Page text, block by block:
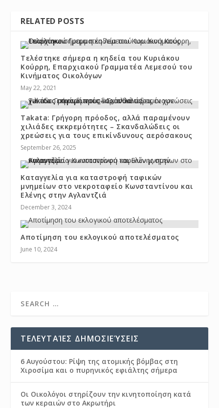
RELATED POSTS
Τελέστηκε σήμερα η κηδεία του Κυριάκου
Κούρρη, Επαρχιακού Γραμματέα Λεμεσού του
Κινήματος Οικολόγων
May 22, 2021
Takata: Γρήγορη πρόοδος, αλλά παραμένουν
χιλιάδες εκκρεμότητες – Σκανδαλώδεις οι
χρεώσεις για τους επικίνδυνους αερόσακους
September 26, 2025
Καταγγελία για καταστροφή ταφικών
μνημείων στο νεκροταφείο Κωνσταντίνου και
Ελένης στην Αγλαντζιά
December 3, 2024
Αποτίμηση του εκλογικού αποτελέσματος
June 10, 2024
ΤΕΛΕΥΤΑΊΕΣ ΔΗΜΟΣΙΕΎΣΕΙΣ
6 Αυγούστου: Ρίψη της ατομικής βόμβας στη
Χιροσίμα και ο πυρηνικός εφιάλτης σήμερα
Οι Οικολόγοι στηρίζουν την κινητοποίηση κατά
των κεραιών στο Ακρωτήρι